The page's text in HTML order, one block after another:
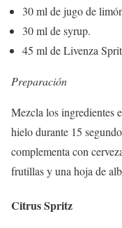
30 ml de jugo de
30 ml de syrup.
45 ml de Livenza
Preparación
Mezcla los ingredientes
hielo durante 15
complementa con
frutillas y una hoja de
Citrus Spritz